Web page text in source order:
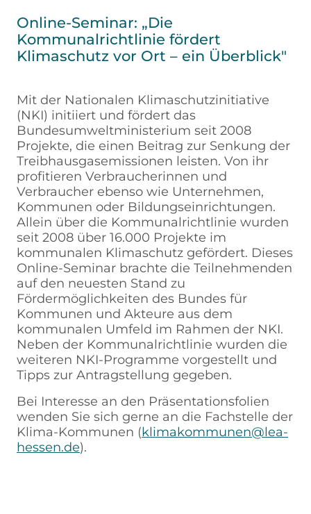
Online-Seminar: „Die
Kommunalrichtlinie fördert
Klimaschutz vor Ort – ein Überblick"
Mit der Nationalen Klimaschutzinitiative
(NKI) initiiert und fördert das
Bundesumweltministerium seit 2008
Projekte, die einen Beitrag zur Senkung der
Treibhausgasemissionen leisten. Von ihr
profitieren Verbraucherinnen und
Verbraucher ebenso wie Unternehmen,
Kommunen oder Bildungseinrichtungen.
Allein über die Kommunalrichtlinie wurden
seit 2008 über 16.000 Projekte im
kommunalen Klimaschutz gefördert. Dieses
Online-Seminar brachte die Teilnehmenden
auf den neuesten Stand zu
Fördermöglichkeiten des Bundes für
Kommunen und Akteure aus dem
kommunalen Umfeld im Rahmen der NKI.
Neben der Kommunalrichtlinie wurden die
weiteren NKI-Programme vorgestellt und
Tipps zur Antragstellung gegeben.
Bei Interesse an den Präsentationsfolien
wenden Sie sich gerne an die Fachstelle der
Klima-Kommunen (klimakommunen@lea-
hessen.de).